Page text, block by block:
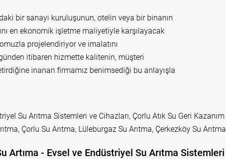
bir sanayi kuruluşunun, otelin veya bir binanın
en ekonomik işletme maliyetiyle karşılayacak
projelendiriyor ve imalatını
itibaren hizmette kalitenin, müşteri
inanan firmamız benimsediği bu anlayışla
Su Arıtma Sistemleri ve Cihazları, Çorlu Atık Su Geri Kazanım
Çorlu Su Arıtma, Lüleburgaz Su Arıtma, Çerkezköy Su Arıtma
Artıma - Evsel ve Endüstriyel Su Arıtma Sistemleri